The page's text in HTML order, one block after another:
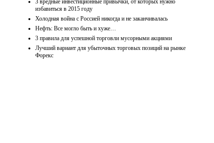
избавиться в 2015 году
Холодная война с Россией никогда и не заканчивалась
Нефть: Все могло быть и хуже…
3 правила для успешной торговли мусорными акциями
Лучший вариант для убыточных торговых позиций на рынке
Форекс